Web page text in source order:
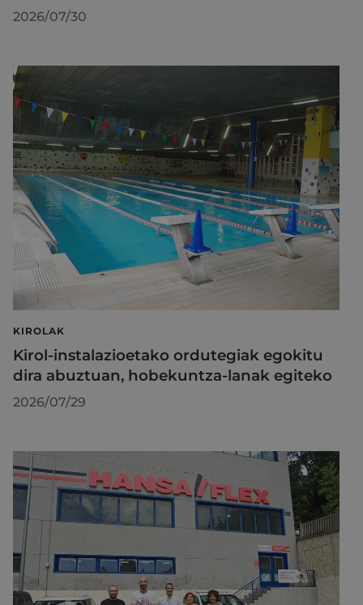
2026/07/30
KIROLAK
Kirol-instalazioetako ordutegiak egokitu
dira abuztuan, hobekuntza-lanak egiteko
2026/07/29